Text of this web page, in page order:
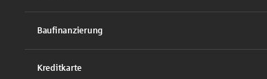
Baufinanzierung
Kreditkarte